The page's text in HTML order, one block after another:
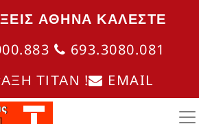
ΑΘΗΝΑ ΚΑΛΈΣΤΕ
693.3080.081
ΤΙΤΑΝ !
EMAIL